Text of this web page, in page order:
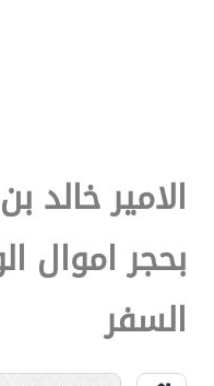
الامير خالد
بحجر اموال
السفر